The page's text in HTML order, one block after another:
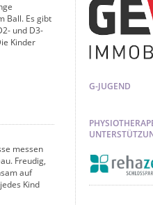
Ball. Es gibt
und D3-
Kinder
messen
Freudig,
auf
Kind
G-JUGEND